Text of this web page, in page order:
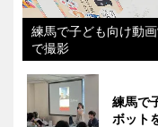
練馬で子ども向け動
で撮影
練馬で
ボット